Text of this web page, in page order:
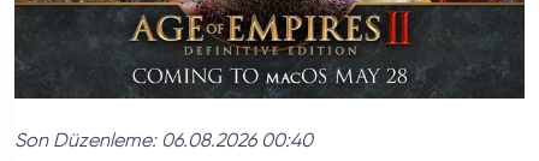
Son Düzenleme: 06.08.2026 00:40